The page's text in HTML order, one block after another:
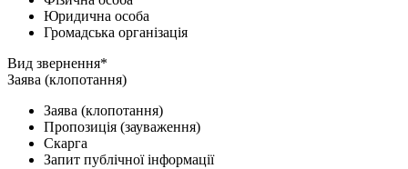
Юридична особа
Громадська організація
Вид звернення*
Заява (клопотання)
Заява (клопотання)
Пропозиція (зауваження)
Скарга
Запит публічної інформації